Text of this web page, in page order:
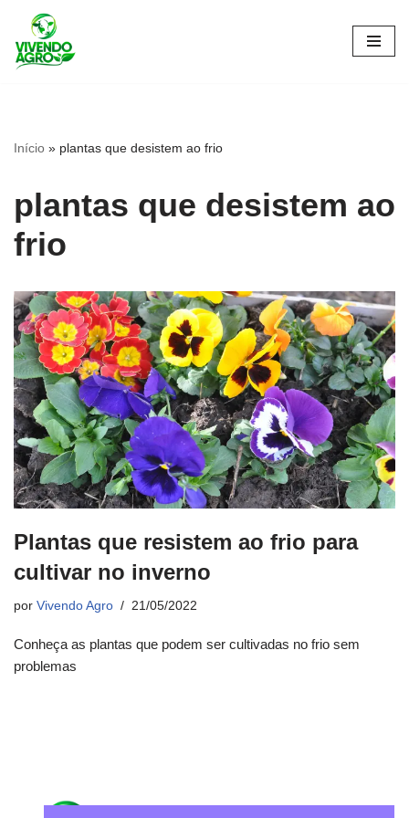
Pular
para
Início » plantas que desistem ao frio
plantas que desistem ao
frio
Plantas que resistem ao frio para
cultivar no inverno
por Vivendo Agro 21/05/2022
Conheça as plantas que podem ser cultivadas no frio sem
problemas